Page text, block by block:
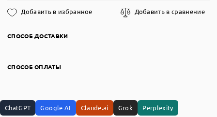
Добавить в избранное Добавить в сравнение
СПОСОБ ДОСТАВКИ
СПОСОБ ОПЛАТЫ
ChatGPT Google AI Claude.ai Grok Perplexity